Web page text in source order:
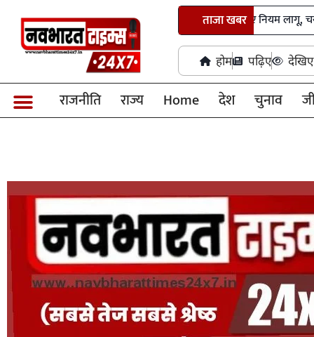
ताजा खबर
छत्तीसगढ़ में तृतीय-चतुर्थ श्रेणी भर्ती के नए नियम लागू, चयन प्रक्रिया हुई
होम पढ़िए देखिए
राजनीति राज्य Home देश चुनाव